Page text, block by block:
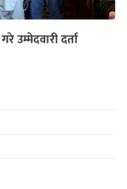
उम्मेदवारी दर्ता